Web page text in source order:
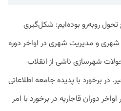
تحول روبه‌رو بوده‌ایم: شکل‌گیری
و مدیریت شهری در اواخر دوره
شهرسازی ناشی از انقلاب
در برخورد با پدیده جامعه اطلاعاتی
دوران قاجاریه در برخورد با امر